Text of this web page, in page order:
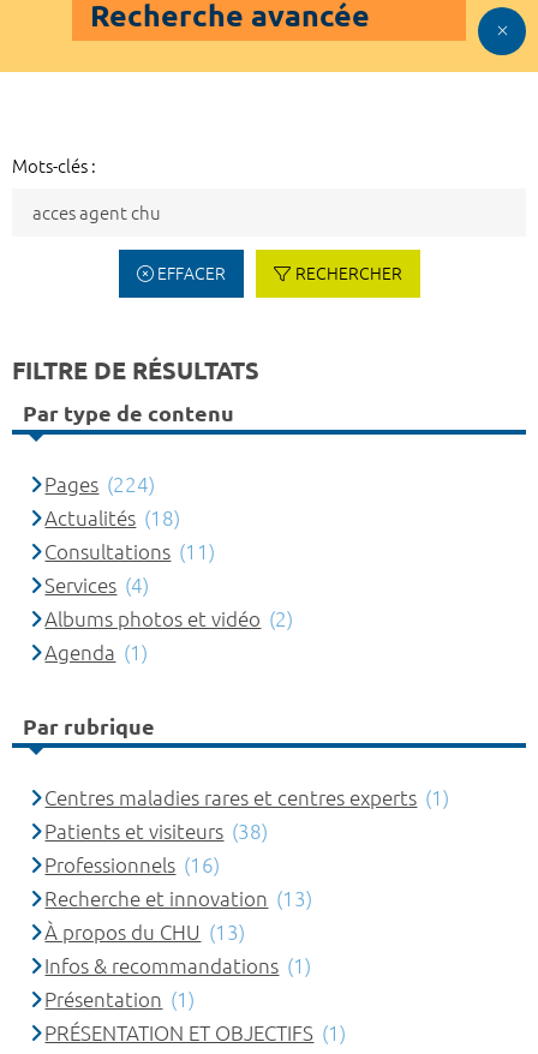
Recherche avancée
Mots-clés :
EFFACER RECHERCHER
FILTRE DE RÉSULTATS
Par type de contenu
Pages (224)
Actualités (18)
Consultations (11)
Services (4)
Albums photos et vidéo (2)
Agenda (1)
Par rubrique
Centres maladies rares et centres experts (1)
Patients et visiteurs (38)
Professionnels (16)
Recherche et innovation (13)
À propos du CHU (13)
Infos & recommandations (1)
Présentation (1)
PRÉSENTATION ET OBJECTIFS (1)